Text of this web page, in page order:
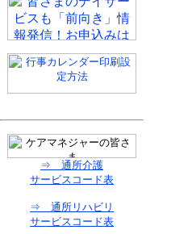
⇒ 通所介護
サービスコード表
⇒ 通所リハビリ
サービスコード表